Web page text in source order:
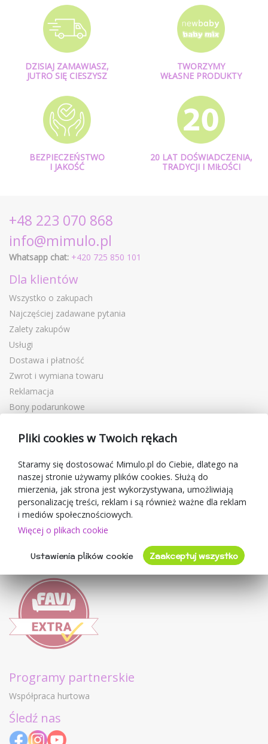
DZISIAJ ZAMAWIASZ,
JUTRO SIĘ CIESZYSZ
TWORZYMY
WŁASNE PRODUKTY
BEZPIECZEŃSTWO
I JAKOŚĆ
20 LAT DOŚWIADCZENIA,
TRADYCJI I MIŁOŚCI
+48 223 070 868
info@mimulo.pl
Whatsapp chat: +420 725 850 101
Dla klientów
Wszystko o zakupach
Najczęściej zadawane pytania
Zalety zakupów
Usługi
Dostawa i płatność
Zwrot i wymiana towaru
Reklamacja
Bony podarunkowe
Blog
O sprzedawcy
Mimulo.pl
Regulamin sklepu
Ochrona danych osobowych GDPR
Kontakty
Oceny klientów
Programy partnerskie
Współpraca hurtowa
Śledź nas
Pliki cookies w Twoich rękach
Staramy się dostosować Mimulo.pl do Ciebie, dlatego na
naszej stronie używamy plików cookies. Służą do
mierzenia, jak strona jest wykorzystywana, umożliwiają
personalizację treści, reklam i są również ważne dla reklam
i mediów społecznościowych.
Więcej o plikach cookie
Ustawienia plików cookie Zaakceptuj wszystko